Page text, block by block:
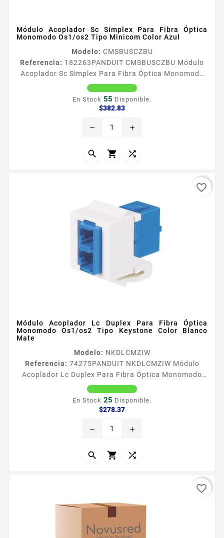
Módulo Acoplador Sc Simplex Para Fibra Óptica
Monomodo Os1/os2 Tipo Minicom Color Azul
Modelo: CMSBUSCZBU
Referencia: 182263PANDUIT CMSBUSCZBU Módulo
Acoplador Sc Simplex Para Fibra Óptica Monomodo
Os1/os2 Tipo Minicom Color Azul Los adaptadores
de fibra oacuteptica SC con clips de retencioacuten
de panel integrados cumplen con TIA EIA604 FOCIS3
conectores SC en un espacio de moacutedulo Los
incluyen divisores de bronce...
En Stock 55 Disponible.
$382.83Precio
remove add
  
Módulo Acoplador Lc Duplex Para Fibra Óptica
Monomodo Os1/os2 Tipo Keystone Color Blanco
Mate
Modelo: NKDLCMZIW
Referencia: 74275PANDUIT NKDLCMZIW Módulo
Acoplador Lc Duplex Para Fibra Óptica Monomodo
Os1/os2 Tipo Keystone Color Blanco Mate Tipo
Moacutedulo de fibra Color Blanco Mate Tipo del
fibra Monomodo OS1OS2 Tipo de conector LC Duplex
Ceraacutemica Zirconia
En Stock 25 Disponible.
$278.37Precio
remove add
  
favorite_border
favorite_border